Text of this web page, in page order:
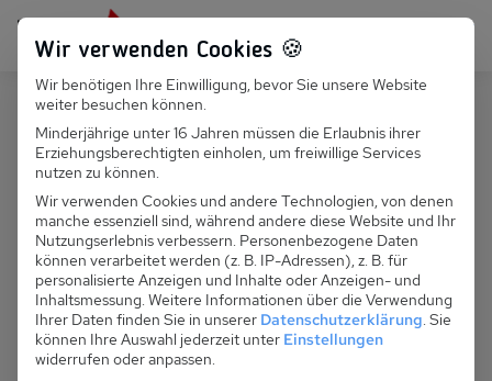
Persönlich für dich da: +49 251 899 050
Suchfeld
Suchen
A 371.014 - Berghof, Appartment
Penhab (2. OG)
Wir verwenden Cookies 🍪
Wir benötigen Ihre Einwilligung, bevor Sie unsere Website
weiter besuchen können.
Minderjährige unter 16 Jahren müssen die Erlaubnis ihrer
Erziehungsberechtigten einholen, um freiwillige Services
nutzen zu können.
Wir verwenden Cookies und andere Technologien, von denen
manche essenziell sind, während andere diese Website und Ihr
Nutzungserlebnis verbessern. Personenbezogene Daten
können verarbeitet werden (z. B. IP-Adressen), z. B. für
personalisierte Anzeigen und Inhalte oder Anzeigen- und
Inhaltsmessung. Weitere Informationen über die Verwendung
Ihrer Daten finden Sie in unserer Datenschutzerklärung. Sie
können Ihre Auswahl jederzeit unter Einstellungen
widerrufen oder anpassen.